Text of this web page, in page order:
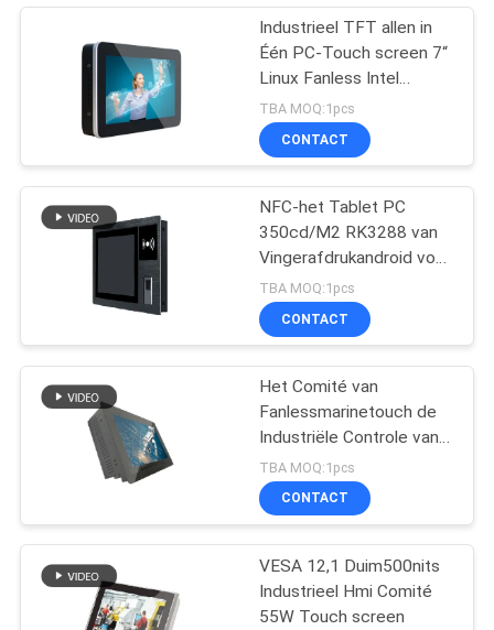
Industrieel TFT allen in
Één PC-Touch screen 7“
Linux Fanless Intel
J1900/Z8350
TBA MOQ:1pcs
CONTACT
NFC-het Tablet PC
350cd/M2 RK3288 van
Vingerafdrukandroid voor
Toegangsbeheer
TBA MOQ:1pcs
CONTACT
Het Comité van
Fanlessmarinetouch de
Industriële Controle van
de 11,6 Duim 0-100%
Helderheid van PC
TBA MOQ:1pcs
CONTACT
VESA 12,1 Duim500nits
Industrieel Hmi Comité
55W Touch screen